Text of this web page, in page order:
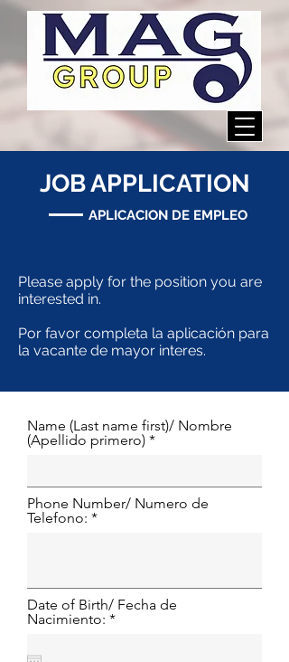
JOB APPLICATION
APLICACION DE EMPLEO
Please apply for the position you are
interested in.
Por favor completa la aplicación para
la vacante de mayor interes.
Name (Last name first)/ Nombre
(Apellido primero)
Phone Number/ Numero de
Telefono:
Date of Birth/ Fecha de
Nacimiento: *